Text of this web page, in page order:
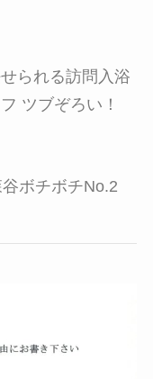
られる訪問入浴
ツブぞろい！
ボチボチNo.2